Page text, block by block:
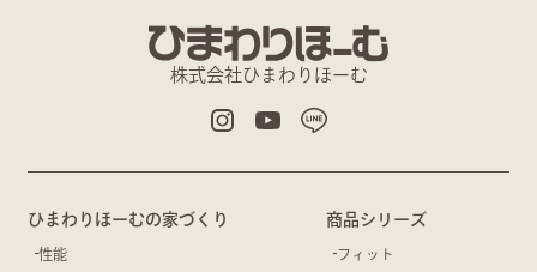
株式会社ひまわりほーむ
ひまわりほーむの家づくり
性能
商品シリーズ
フィット